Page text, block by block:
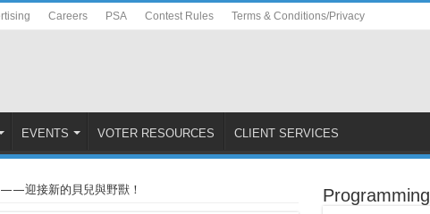
Careers PSA Contest Rules Terms & Conditions/Privacy
EVENTS VOTER RESOURCES CLIENT SERVICES
迎接新的貝兒與野獸！ Programming